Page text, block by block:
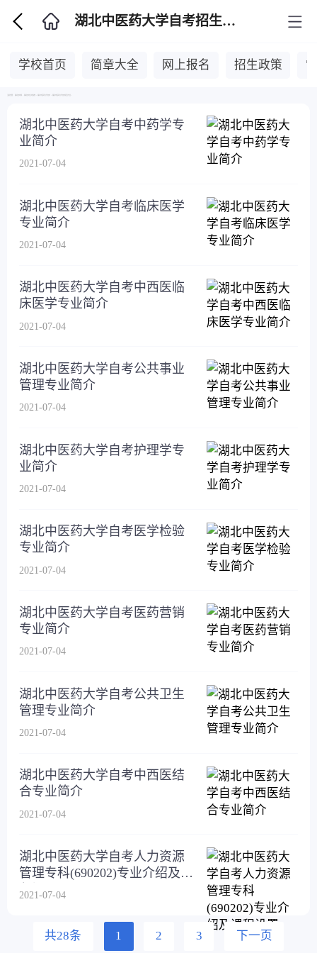
湖北中医药大学自考招生专业
学校首页 简章大全 网上报名 招生政策
湖北中医药大学自考中药学专
业简介
2021-07-04
湖北中医药大学自考临床医学
专业简介
2021-07-04
湖北中医药大学自考中西医临
床医学专业简介
2021-07-04
湖北中医药大学自考公共事业
管理专业简介
2021-07-04
湖北中医药大学自考护理学专
业简介
2021-07-04
湖北中医药大学自考医学检验
专业简介
2021-07-04
湖北中医药大学自考医药营销
专业简介
2021-07-04
湖北中医药大学自考公共卫生
管理专业简介
2021-07-04
湖北中医药大学自考中西医结
合专业简介
2021-07-04
湖北中医药大学自考人力资源
管理专科(690202)专业介绍及课
程设置
2021-07-04
共28条 1 2 3 下一页